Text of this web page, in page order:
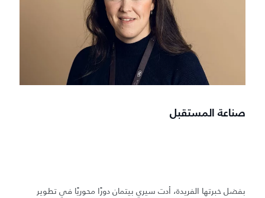
صناعة المستقبل
بفضل خبرتها الفريدة، أدت سيري بيتمان دورًا محوريًا في تطوير